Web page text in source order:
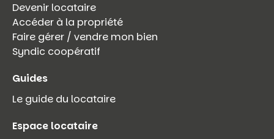
Devenir locataire
Accéder à la propriété
Faire gérer / vendre mon bien
Syndic coopératif
Guides
Le guide du locataire
Espace locataire